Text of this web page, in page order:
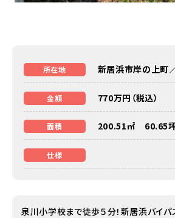
所在地 新居浜市岸の上町
金額 770万円（税込）
面積 200.51㎡ 60.65
仕様
泉川小学校まで徒歩５分！新居浜バイ